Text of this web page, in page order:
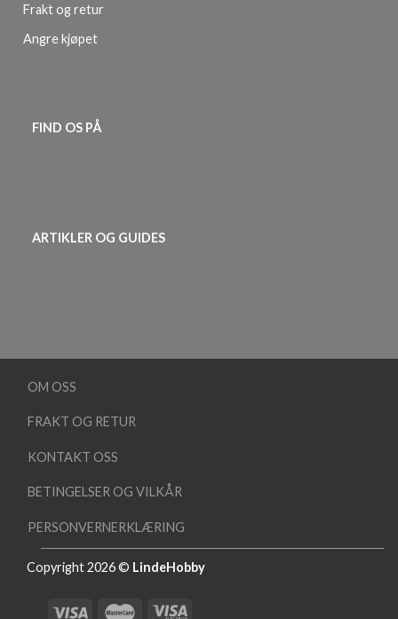
Frakt og retur
Angre kjøpet
FIND OS PÅ
ARTIKLER OG GUIDES
OM OSS
FRAKT OG RETUR
KONTAKT OSS
BETINGELSER OG VILKÅR
PERSONVERNERKLÆRING
Copyright 2026 © LindeHobby